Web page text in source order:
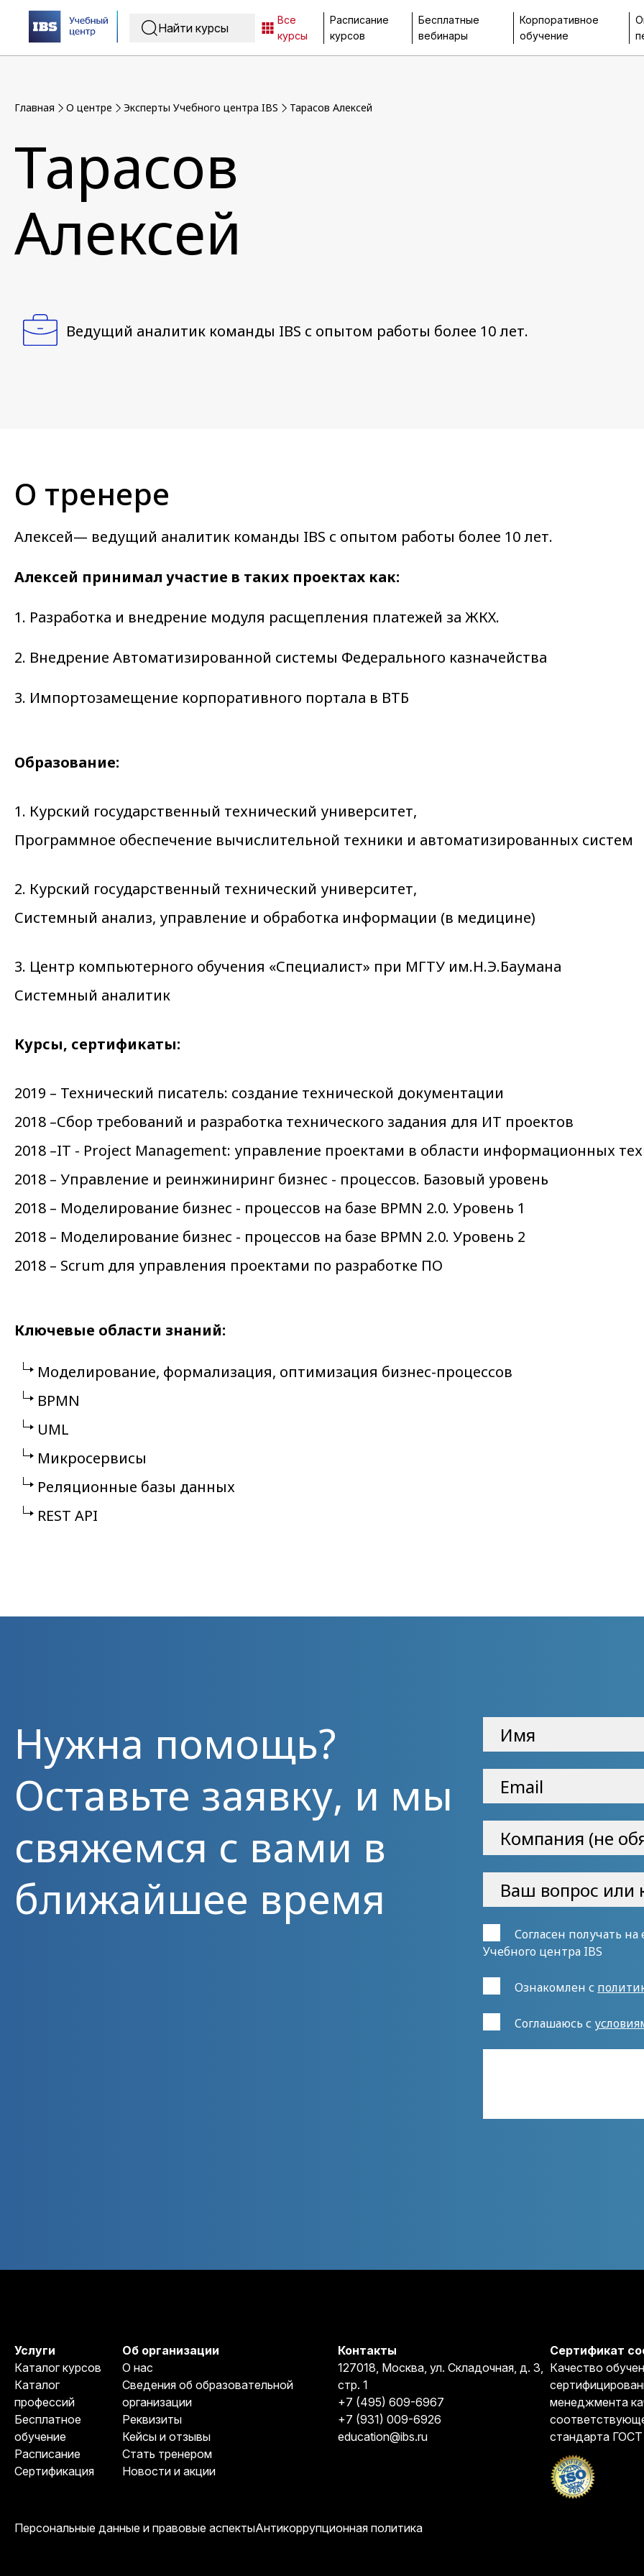
Все
курсы
Расписание
курсов
Бесплатные
вебинары
Корпоративное
обучение
Главная O центре Эксперты Учебного центра IBS Тарасов Алексей
Тарасов
Алексей
Ведущий аналитик команды IBS с опытом работы более 10 лет.
О тренере
Алексей— ведущий аналитик команды IBS с опытом работы более 10 лет.
Алексей принимал участие в таких проектах как:
1. Разработка и внедрение модуля расщепления платежей за ЖКХ.
2. Внедрение Автоматизированной системы Федерального казначейства
3. Импортозамещение корпоративного портала в ВТБ
Образование:
1. Курский государственный технический университет,
Программное обеспечение вычислительной техники и автоматизированных систем
2. Курский государственный технический университет,
Системный анализ, управление и обработка информации (в медицине)
3. Центр компьютерного обучения «Специалист» при МГТУ им.Н.Э.Баумана
Системный аналитик
Курсы, сертификаты:
2019 – Технический писатель: создание технической документации
2018 –Сбор требований и разработка технического задания для ИТ проектов
2018 –IT - Project Management: управление проектами в области информационных
2018 – Управление и реинжиниринг бизнес - процессов. Базовый уровень
2018 – Моделирование бизнес - процессов на базе BPMN 2.0. Уровень 1
2018 – Моделирование бизнес - процессов на базе BPMN 2.0. Уровень 2
2018 – Scrum для управления проектами по разработке ПО
Ключевые области знаний:
Моделирование, формализация, оптимизация бизнес-процессов
BPMN
UML
Микросервисы
Реляционные базы данных
REST API
Нужна помощь?
Оставьте заявку, и мы
свяжемся с вами в
ближайшее время
Согласен получать
Учебного центра IBS
Ознакомлен с
Cоглашаюсь с
Услуги
Каталог курсов
Каталог
профессий
Бесплатное
обучение
Расписание
Сертификация
Об организации
О нас
Сведения об образовательной
организации
Реквизиты
Кейсы и отзывы
Стать тренером
Новости и акции
Контакты
127018, Москва, ул. Складочная, д. 3,
стр. 1
+7 (495) 609-6967
+7 (931) 009-6926
education@ibs.ru
Сертификат
Качество
менеджмента
стандарта
Персональные данные и правовые аспектыАнтикоррупционная политика